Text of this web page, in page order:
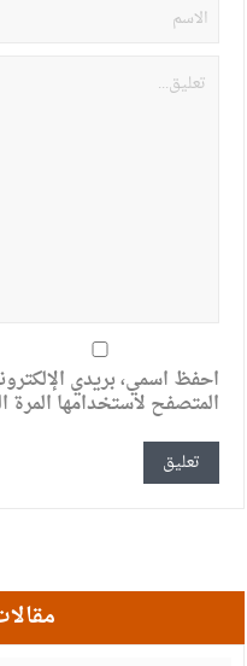
احفظ اسمي، بريدي
المتصفح لاستخدامها المرة